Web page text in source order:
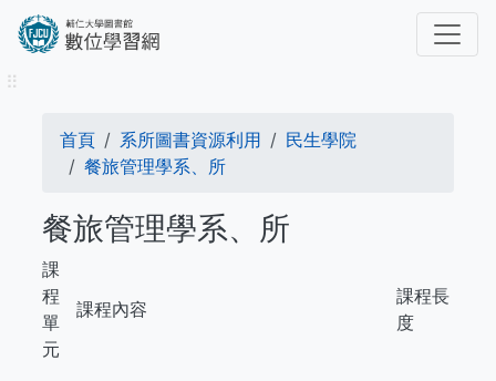
內
⠿
導
航
連
結
首頁 系所圖書資源利用
民生學院
餐旅管理學系、所
餐旅管理學系、所
課
程
單
元
課程內容
課程長
度